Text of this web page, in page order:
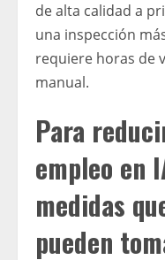
de alta calidad a
una inspección
requiere horas de
manual.
Para
empleo en
medidas
pueden